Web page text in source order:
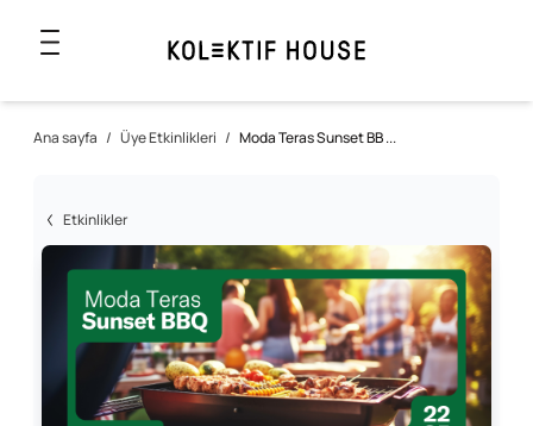
Ana sayfa / Üye Etkinlikleri / Moda Teras Sunset BB ...
Etkinlikler